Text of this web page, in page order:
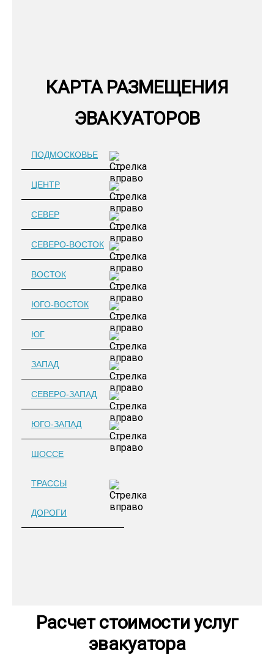
КАРТА РАЗМЕЩЕНИЯ
ЭВАКУАТОРОВ
ПОДМОСКОВЬЕ
ЦЕНТР
СЕВЕР
СЕВЕРО-ВОСТОК
ВОСТОК
ЮГО-ВОСТОК
ЮГ
ЗАПАД
СЕВЕРО-ЗАПАД
ЮГО-ЗАПАД
ШОССЕ
ТРАССЫ
ДОРОГИ
Расчет стоимости услуг
эвакуатора